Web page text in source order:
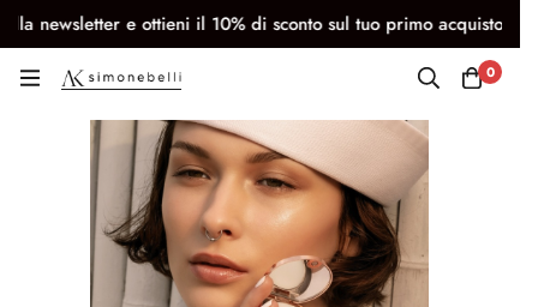
e ottieni il 10% di sconto sul tuo primo acquisto
0